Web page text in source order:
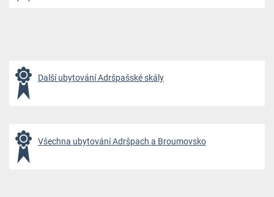
Další ubytování Adršpašské skály
Všechna ubytování Adršpach a Broumovsko